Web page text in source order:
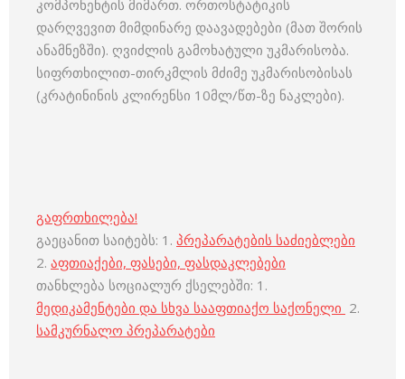
კომპონენტის მიმართ. ორთოსტატიკის
დარღვევით მიმდინარე დაავადებები (მათ შორის
ანამნეზში). ღვიძლის გამოხატული უკმარისობა.
სიფრთხილით-თირკმლის მძიმე უკმარისობისას
(კრატინინის კლირენსი 10მლ/წთ-ზე ნაკლები).
გაფრთხილება!
გაეცანით საიტებს: 1. პრეპარატების საძიებლები
2. აფთიაქები, ფასები, ფასდაკლებები
თანხლება სოციალურ ქსელებში: 1.
მედიკამენტები და სხვა სააფთიაქო საქონელი 2.
სამკურნალო პრეპარატები